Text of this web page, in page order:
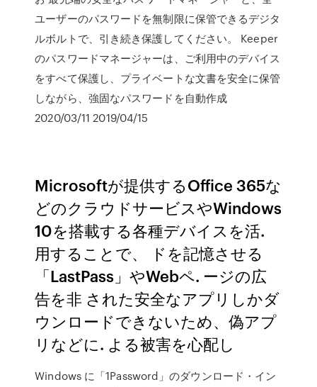
ユーザーのパスワードを無制限に保管できるデジタ
ルボルトで、引き続き保護してください。 Keeper
のパスワードマネージャーは、ご利用中のデバイス
をすべて保護し、プライベートな文書を安全に保管
しながら、強固なパスワードを自動作成
2020/03/11 2019/04/15
Microsoftが提供するOffice 365な
どのクラウドサービスやWindows
10を搭載する各種デバイスを活.
用することで、 ドを記憶させる
「LastPass」やWebペ. ージの広
告を非 された安全なアプリしかダ
ウンロードできないため、偽アプ
リなどに. よる被害を心配し
Windows に「1Password」のダウンロード・イン